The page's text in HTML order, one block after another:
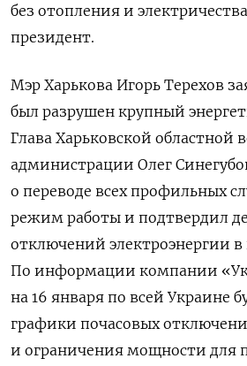
без отопления и
президент.
Мэр Харькова Игорь Терехов
был разрушен крупный
Глава Харьковской областной
администрации Олег
о переводе всех профильных
режим работы и подтвердил
отключений электроэнергии в
По информации компании
на 16 января по всей Украине
графики почасовых
и ограничения мощности